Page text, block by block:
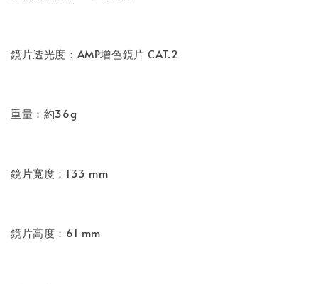
鏡片透光度：AMP增色鏡片 CAT.2
重量：約36g
鏡片寬度：133 mm
鏡片高度：61 mm